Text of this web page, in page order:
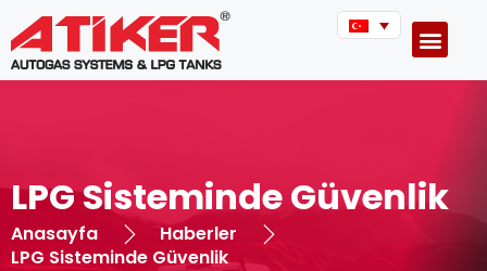
LPG Sisteminde Güvenlik
Anasayfa
Haberler
LPG Sisteminde Güvenlik